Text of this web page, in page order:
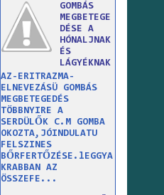
GOMBÁS
MEGBETEGE
DÉSE A
HÓNALJNAK
ÉS
LÁGYÉKNAK
AZ-ERITRAZMA-
ELNEVEZÁSÜ GOMBÁS
MEGBETEGEDÉS
TÖBBNYIRE A
SERDÜLŐK C.M GOMBA
OKOZTA,JÓINDULATU
FELSZINES
BŐRFERTŐZÉSE.lEGGYA
KRABBAN AZ
ÖSSZEFE...